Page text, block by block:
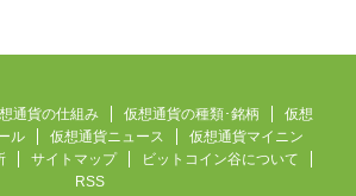
通貨の仕組み 仮想通貨の種類･銘柄
仮想
ル
仮想通貨ニュース
仮想通貨マイニン
サイトマップ
ビットコイン谷について
RSS